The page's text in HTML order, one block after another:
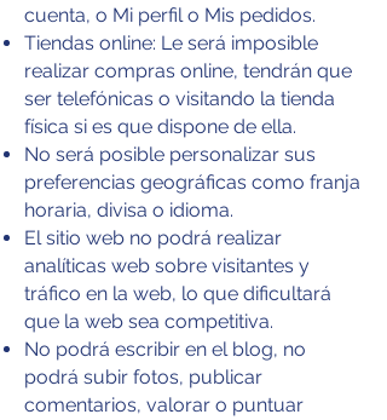
cuenta, o Mi perfil o Mis pedidos.
Tiendas online: Le será imposible
realizar compras online, tendrán que
ser telefónicas o visitando la tienda
física si es que dispone de ella.
No será posible personalizar sus
preferencias geográficas como franja
horaria, divisa o idioma.
El sitio web no podrá realizar
analíticas web sobre visitantes y
tráfico en la web, lo que dificultará
que la web sea competitiva.
No podrá escribir en el blog, no
podrá subir fotos, publicar
comentarios, valorar o puntuar